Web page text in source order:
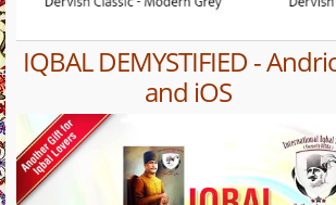
IQBAL DEMYSTIFIED -
and iOS